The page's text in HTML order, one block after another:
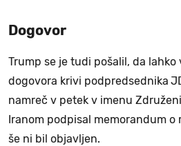
Dogovor
Trump se je tudi pošalil, da
dogovora krivi podpredsednika
namreč v petek v imenu
Iranom podpisal memorandum
še ni bil objavljen.